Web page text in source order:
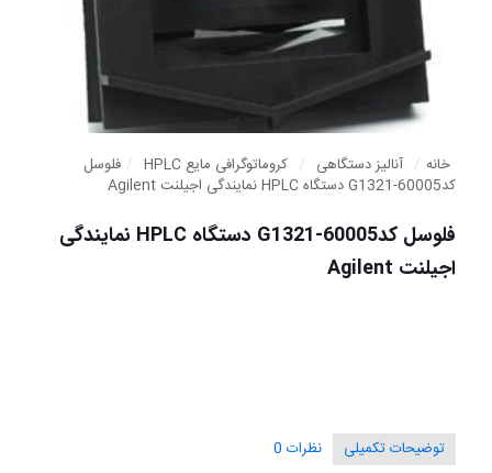
خانه / آنالیز دستگاهی / کروماتوگرافی مایع HPLC / فلوسل
کدG1321-60005 دستگاه HPLC نمایندگی اجیلنت Agilent
فلوسل کدG1321-60005 دستگاه HPLC نمایندگی
اجیلنت Agilent
توضیحات تکمیلی نظرات 0